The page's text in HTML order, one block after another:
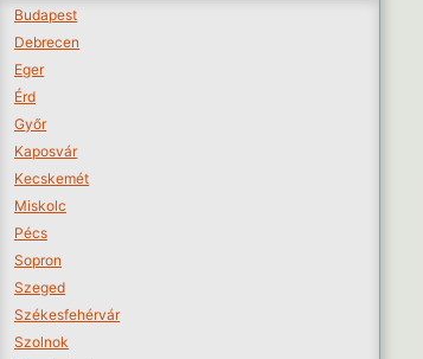
Budapest
Debrecen
Eger
Érd
Győr
Kaposvár
Kecskemét
Miskolc
Pécs
Sopron
Szeged
Székesfehérvár
Szolnok